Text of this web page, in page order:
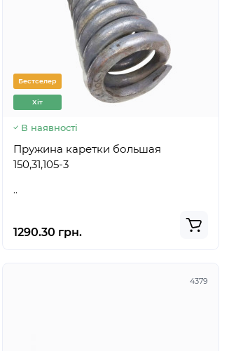
Бестселер
Хіт
В наявності
Пружина каретки большая
150,31,105-3
..
1290.30 грн.
4379